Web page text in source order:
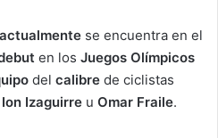
actualmente se encuentra en el
en los Juegos Olímpicos
del calibre de ciclistas
Ion Izaguirre u Omar Fraile.